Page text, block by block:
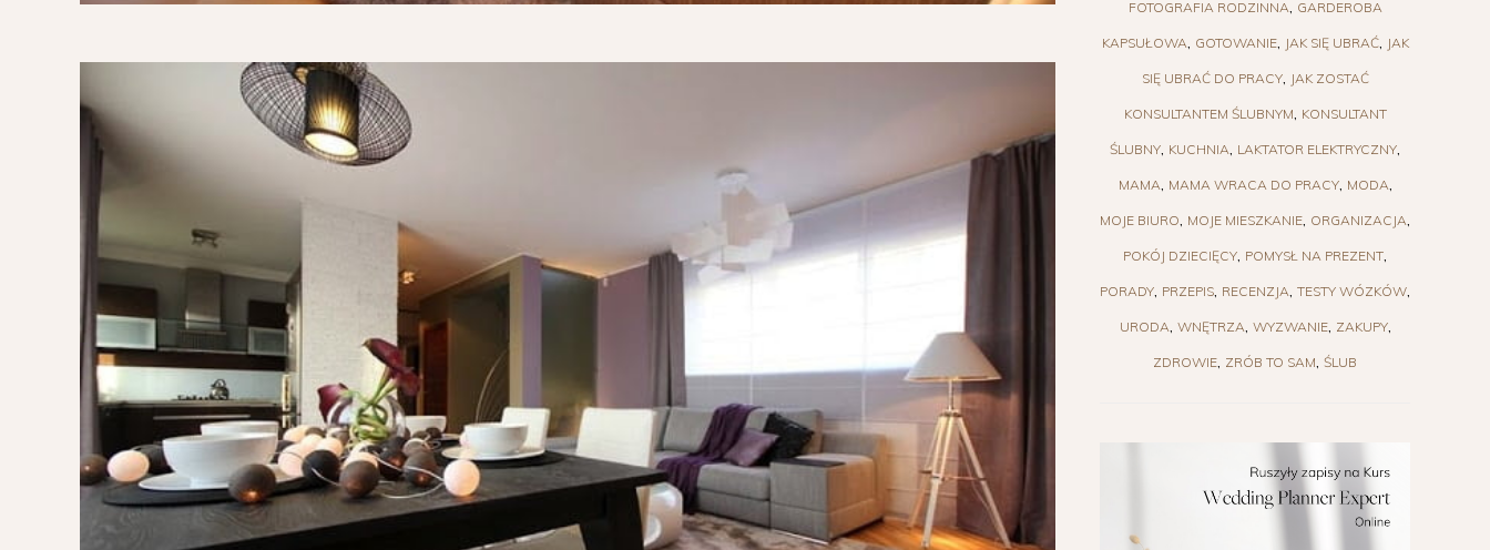
FOTOGRAFIA RODZINNA GARDEROBA
KAPSUŁOWA GOTOWANIE JAK SIĘ UBRAĆ JAK
SIĘ UBRAĆ DO PRACY JAK ZOSTAĆ
KONSULTANTEM ŚLUBNYM KONSULTANT
ŚLUBNY KUCHNIA LAKTATOR ELEKTRYCZNY
MAMA MAMA WRACA DO PRACY MODA
MOJE BIURO MOJE MIESZKANIE ORGANIZACJA
POKÓJ DZIECIĘCY POMYSŁ NA PREZENT
PORADY PRZEPIS RECENZJA TESTY WÓZKÓW
URODA WNĘTRZA WYZWANIE ZAKUPY
ZDROWIE ZRÓB TO SAM ŚLUB